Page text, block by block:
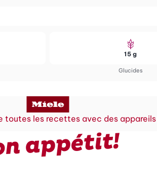
Glucides
15 g
toutes les recettes avec des
appétit!